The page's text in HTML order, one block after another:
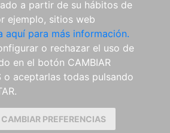
a partir de su hábitos de
ejemplo, sitios web
aquí para más información.
o rechazar el uso de
en el botón CAMBIAR
o aceptarlas todas pulsando
CAMBIAR PREFERENCIAS